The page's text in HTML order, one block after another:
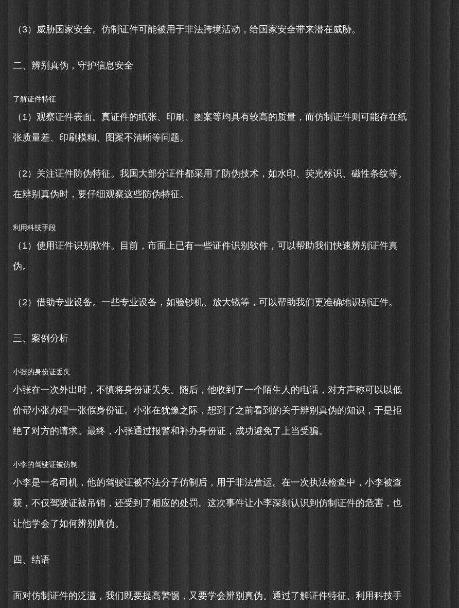
（3）威胁国家安全。仿制证件可能被用于非法跨境活动，给国家安全带来潜在威胁。
二、辨别真伪，守护信息安全
了解证件特征
（1）观察证件表面。真证件的纸张、印刷、图案等均具有较高的质量，而仿制证件则可能存在纸
张质量差、印刷模糊、图案不清晰等问题。
（2）关注证件防伪特征。我国大部分证件都采用了防伪技术，如水印、荧光标识、磁性条纹等。
在辨别真伪时，要仔细观察这些防伪特征。
利用科技手段
（1）使用证件识别软件。目前，市面上已有一些证件识别软件，可以帮助我们快速辨别证件真
伪。
（2）借助专业设备。一些专业设备，如验钞机、放大镜等，可以帮助我们更准确地识别证件。
三、案例分析
小张的身份证丢失
小张在一次外出时，不慎将身份证丢失。随后，他收到了一个陌生人的电话，对方声称可以以低
价帮小张办理一张假身份证。小张在犹豫之际，想到了之前看到的关于辨别真伪的知识，于是拒
绝了对方的请求。最终，小张通过报警和补办身份证，成功避免了上当受骗。
小李的驾驶证被仿制
小李是一名司机，他的驾驶证被不法分子仿制后，用于非法营运。在一次执法检查中，小李被查
获，不仅驾驶证被吊销，还受到了相应的处罚。这次事件让小李深刻认识到仿制证件的危害，也
让他学会了如何辨别真伪。
四、结语
面对仿制证件的泛滥，我们既要提高警惕，又要学会辨别真伪。通过了解证件特征、利用科技手